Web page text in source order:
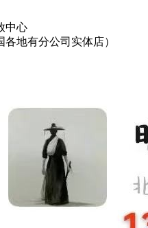
中心
各地有分公司实体店）